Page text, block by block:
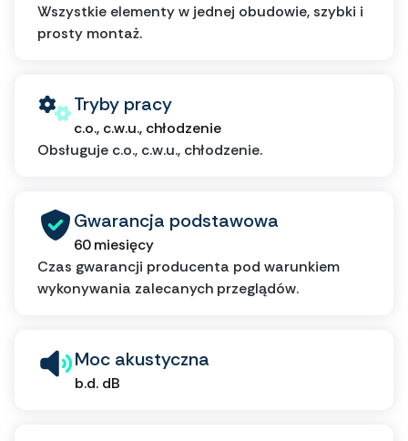
Wszystkie elementy w jednej obudowie, szybki i
prosty montaż.
Tryby pracy
c.o., c.w.u., chłodzenie
Obsługuje c.o., c.w.u., chłodzenie.
Gwarancja podstawowa
60 miesięcy
Czas gwarancji producenta pod warunkiem
wykonywania zalecanych przeglądów.
Moc akustyczna
b.d. dB